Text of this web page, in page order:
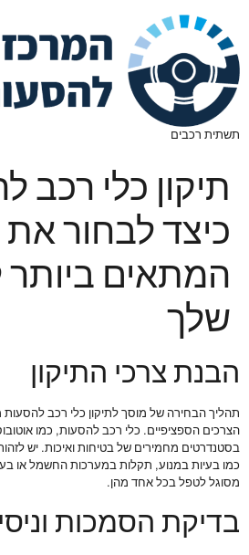
תשתית רכבים
תיקון כלי רכב
כיצד לבחור
המתאים ביותר
שלך
הבנת צרכי התיקון
תהליך הבחירה של מוסך לתיקון כלי רכב
הצרכים הספציפיים. כלי רכב להסעות, כמו
בסטנדרטים מחמירים של בטיחות ואיכות. יש
כמו בעיות במנוע, תקלות במערכות החשמל או
מסוגל לטפל בכל אחד מהן.
בדיקת הסמכות